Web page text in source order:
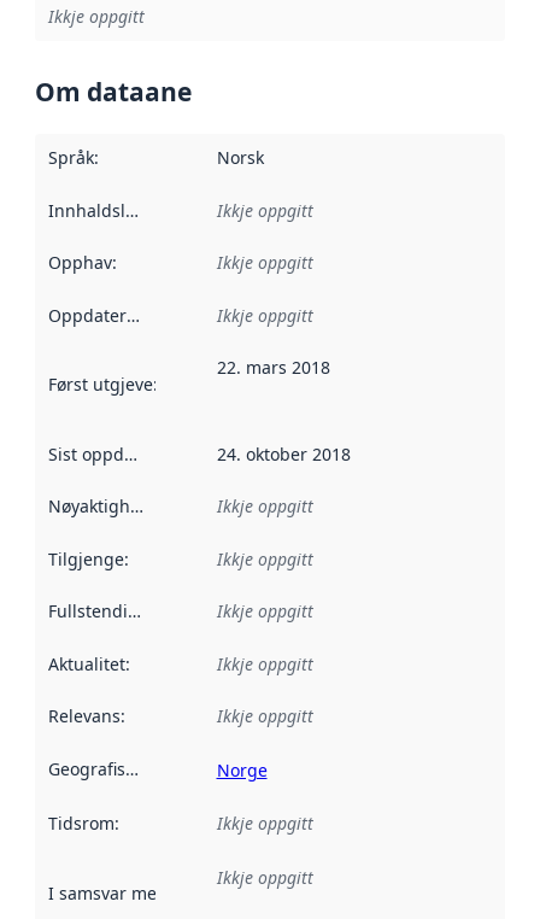
Ikkje oppgitt
Om dataane
Språk: Norsk
Innhaldsleverandørar :
Ikkje oppgitt
Opphav: Ikkje oppgitt
Oppdateringsfrekvens :
Ikkje oppgitt
Først utgjeve:
22. mars 2018
Sist oppdatert 24. oktober 2018
Nøyaktigheit Ikkje oppgitt
Tilgjenge: Ikkje oppgitt
Fullstendigheit Ikkje oppgitt
Aktualitet: Ikkje oppgitt
Relevans: Ikkje oppgitt
Geografisk område Norge
Tidsrom: Ikkje oppgitt
I samsvar med Referanse til ei implementeringsregel eller
Ikkje oppgitt